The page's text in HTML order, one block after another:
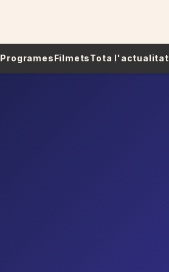
ProgramesFilmetsTota l'actualitat